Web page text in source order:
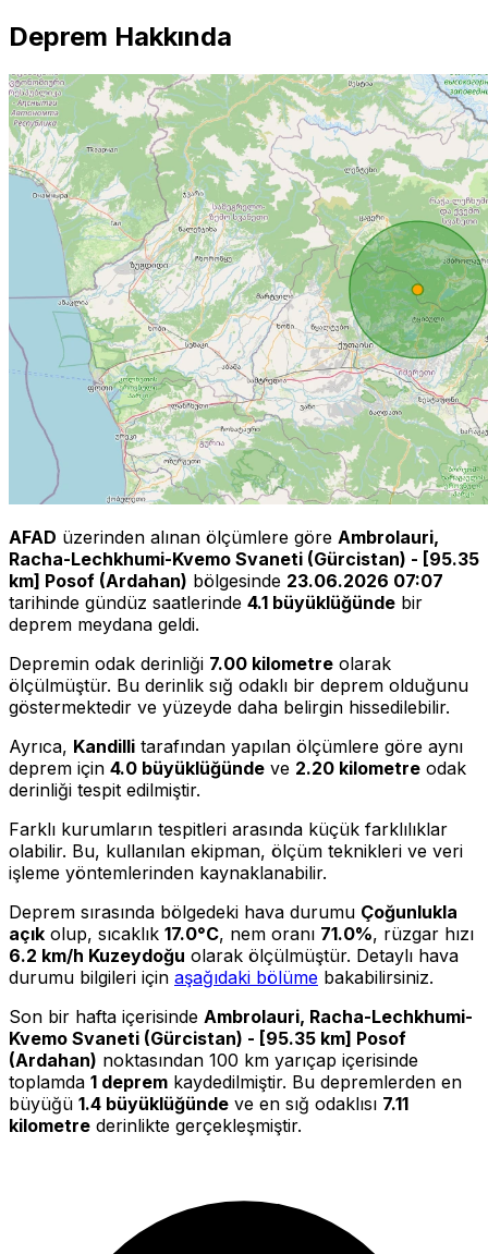
Deprem Hakkında
AFAD üzerinden alınan ölçümlere göre Ambrolauri,
Racha-Lechkhumi-Kvemo Svaneti (Gürcistan) - [95.35
km] Posof (Ardahan) bölgesinde 23.06.2026 07:07
tarihinde gündüz saatlerinde 4.1 büyüklüğünde bir
deprem meydana geldi.
Depremin odak derinliği 7.00 kilometre olarak
ölçülmüştür. Bu derinlik sığ odaklı bir deprem olduğunu
göstermektedir ve yüzeyde daha belirgin hissedilebilir.
Ayrıca, Kandilli tarafından yapılan ölçümlere göre aynı
deprem için 4.0 büyüklüğünde ve 2.20 kilometre odak
derinliği tespit edilmiştir.
Farklı kurumların tespitleri arasında küçük farklılıklar
olabilir. Bu, kullanılan ekipman, ölçüm teknikleri ve veri
işleme yöntemlerinden kaynaklanabilir.
Deprem sırasında bölgedeki hava durumu Çoğunlukla
açık olup, sıcaklık 17.0°C, nem oranı 71.0%, rüzgar hızı
6.2 km/h Kuzeydoğu olarak ölçülmüştür. Detaylı hava
durumu bilgileri için aşağıdaki bölüme bakabilirsiniz.
Son bir hafta içerisinde Ambrolauri, Racha-Lechkhumi-
Kvemo Svaneti (Gürcistan) - [95.35 km] Posof
(Ardahan) noktasından 100 km yarıçap içerisinde
toplamda 1 deprem kaydedilmiştir. Bu depremlerden en
büyüğü 1.4 büyüklüğünde ve en sığ odaklısı 7.11
kilometre derinlikte gerçekleşmiştir.